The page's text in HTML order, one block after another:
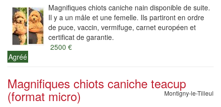
Magnifiques chiots caniche nain disponible de suite.
Il y a un mâle et une femelle. Ils partiront en ordre
de puce, vaccin, vermifuge, carnet européen et
certificat de garantie.
2500 €
Agréé
Magnifiques chiots caniche teacup
(format micro) Montigny-le-Tilleul